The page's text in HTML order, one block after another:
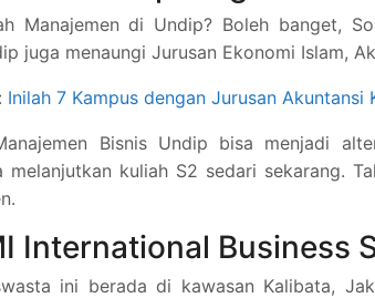
Manajemen di Undip? Boleh banget,
juga menaungi Jurusan Ekonomi Islam,
Inilah 7 Kampus dengan Jurusan Akuntansi
Bisnis Undip bisa menjadi
melanjutkan kuliah S2 sedari sekarang.
International Business
ini berada di kawasan Kalibata,